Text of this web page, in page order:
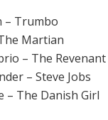
– Trumbo
Martian
– The Revenant
– Steve Jobs
– The Danish Girl